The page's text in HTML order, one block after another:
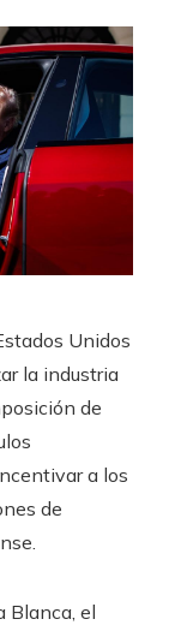
Unidos
la industria
de
a los
de
Blanca, el